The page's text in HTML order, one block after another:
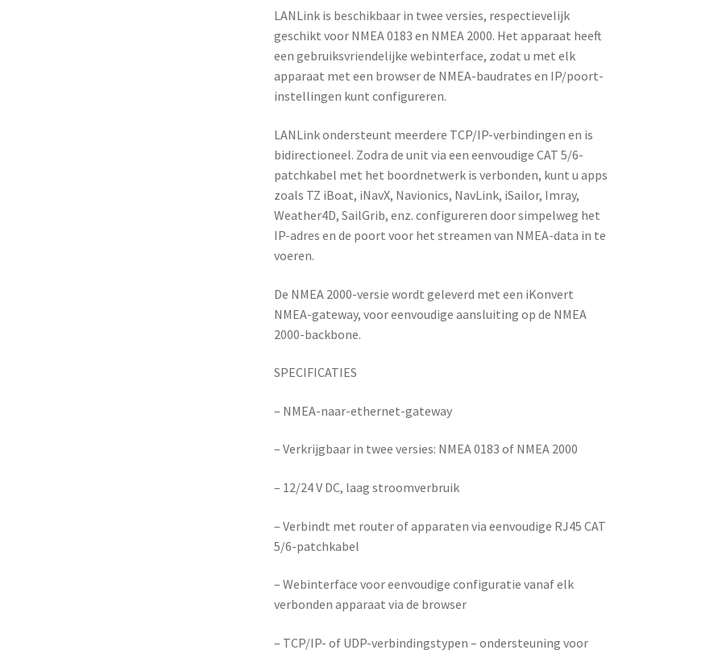
LANLink is beschikbaar in twee versies, respectievelijk
geschikt voor NMEA 0183 en NMEA 2000. Het apparaat heeft
een gebruiksvriendelijke webinterface, zodat u met elk
apparaat met een browser de NMEA-baudrates en IP/poort-
instellingen kunt configureren.
LANLink ondersteunt meerdere TCP/IP-verbindingen en is
bidirectioneel. Zodra de unit via een eenvoudige CAT 5/6-
patchkabel met het boordnetwerk is verbonden, kunt u apps
zoals TZ iBoat, iNavX, Navionics, NavLink, iSailor, Imray,
Weather4D, SailGrib, enz. configureren door simpelweg het
IP-adres en de poort voor het streamen van NMEA-data in te
voeren.
De NMEA 2000-versie wordt geleverd met een iKonvert
NMEA-gateway, voor eenvoudige aansluiting op de NMEA
2000-backbone.
SPECIFICATIES
– NMEA-naar-ethernet-gateway
– Verkrijgbaar in twee versies: NMEA 0183 of NMEA 2000
– 12/24 V DC, laag stroomverbruik
– Verbindt met router of apparaten via eenvoudige RJ45 CAT
5/6-patchkabel
– Webinterface voor eenvoudige configuratie vanaf elk
verbonden apparaat via de browser
– TCP/IP- of UDP-verbindingstypen – ondersteuning voor